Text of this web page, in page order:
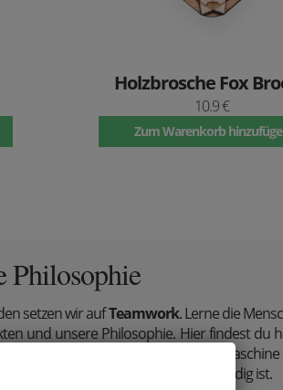
Holzbrosche Fox
10.9 €
Zum Warenkorb
Philosophie
setzen wir aufTeamwork. Lerne die
und unsere Philosophie. Hier findest du
der Fliegen entwirft, wer an der
und wer für deine Zufriedenheit zuständig ist.